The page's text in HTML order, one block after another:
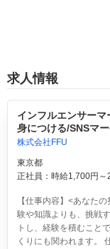
求人情報
インフルエンサー
身につける/SNSマ
株式会社FFU
東京都
正社員：時給1,700円～
【仕事内容】<あなた
験や知識よりも、挑戦
トし、経験を積むこと
くりにも関われます。